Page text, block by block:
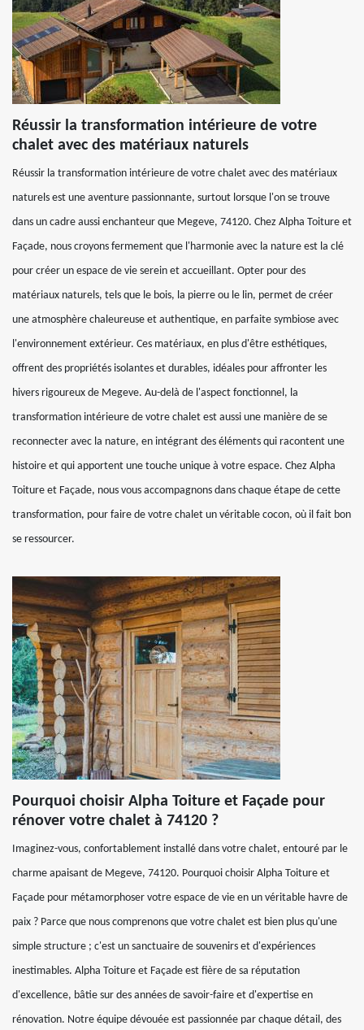
Réussir la transformation intérieure de votre
chalet avec des matériaux naturels
Réussir la transformation intérieure de votre chalet avec des matériaux
naturels est une aventure passionnante, surtout lorsque l'on se trouve
dans un cadre aussi enchanteur que Megeve, 74120. Chez Alpha Toiture et
Façade, nous croyons fermement que l'harmonie avec la nature est la clé
pour créer un espace de vie serein et accueillant. Opter pour des
matériaux naturels, tels que le bois, la pierre ou le lin, permet de créer
une atmosphère chaleureuse et authentique, en parfaite symbiose avec
l'environnement extérieur. Ces matériaux, en plus d'être esthétiques,
offrent des propriétés isolantes et durables, idéales pour affronter les
hivers rigoureux de Megeve. Au-delà de l'aspect fonctionnel, la
transformation intérieure de votre chalet est aussi une manière de se
reconnecter avec la nature, en intégrant des éléments qui racontent une
histoire et qui apportent une touche unique à votre espace. Chez Alpha
Toiture et Façade, nous vous accompagnons dans chaque étape de cette
transformation, pour faire de votre chalet un véritable cocon, où il fait bon
se ressourcer.
Pourquoi choisir Alpha Toiture et Façade pour
rénover votre chalet à 74120 ?
Imaginez-vous, confortablement installé dans votre chalet, entouré par le
charme apaisant de Megeve, 74120. Pourquoi choisir Alpha Toiture et
Façade pour métamorphoser votre espace de vie en un véritable havre de
paix ? Parce que nous comprenons que votre chalet est bien plus qu'une
simple structure ; c'est un sanctuaire de souvenirs et d'expériences
inestimables. Alpha Toiture et Façade est fière de sa réputation
d'excellence, bâtie sur des années de savoir-faire et d'expertise en
rénovation. Notre équipe dévouée est passionnée par chaque détail, des